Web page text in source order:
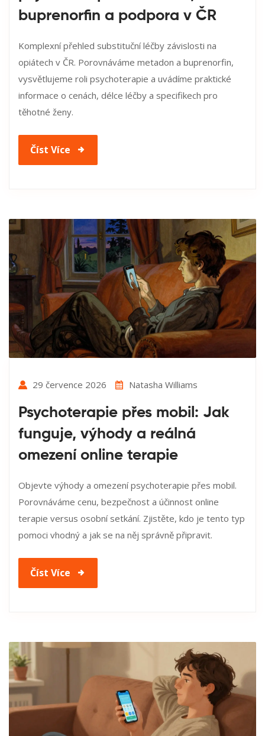
buprenorfin a podpora v ČR
Komplexní přehled substituční léčby závislosti na
opiátech v ČR. Porovnáváme metadon a buprenorfin,
vysvětlujeme roli psychoterapie a uvádíme praktické
informace o cenách, délce léčby a specifikech pro
těhotné ženy.
Číst Více
29 července 2026 Natasha Williams
Psychoterapie přes mobil: Jak
funguje, výhody a reálná
omezení online terapie
Objevte výhody a omezení psychoterapie přes mobil.
Porovnáváme cenu, bezpečnost a účinnost online
terapie versus osobní setkání. Zjistěte, kdo je tento typ
pomoci vhodný a jak se na něj správně připravit.
Číst Více